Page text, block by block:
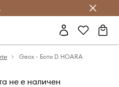
Answear Club
Geox - Боти D HOARA
не е наличен